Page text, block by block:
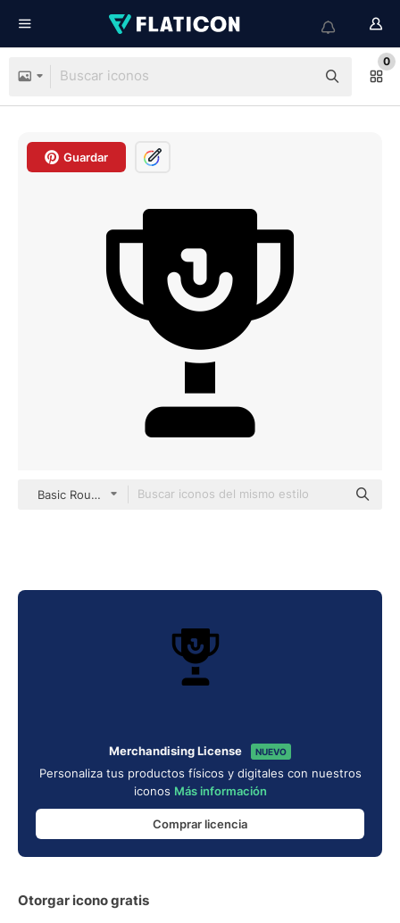
0
Guardar
Basic Rounded Filled
Merchandising License NUEVO
Personaliza tus productos físicos y digitales con nuestros
iconos Más información
Comprar licencia
Otorgar icono gratis